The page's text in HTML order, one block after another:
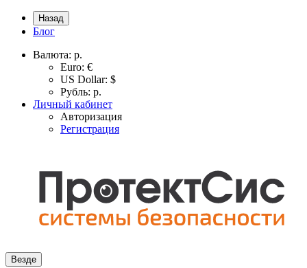
Назад
Блог
Валюта: р.
Euro: €
US Dollar: $
Рубль: р.
Личный кабинет
Авторизация
Регистрация
Везде